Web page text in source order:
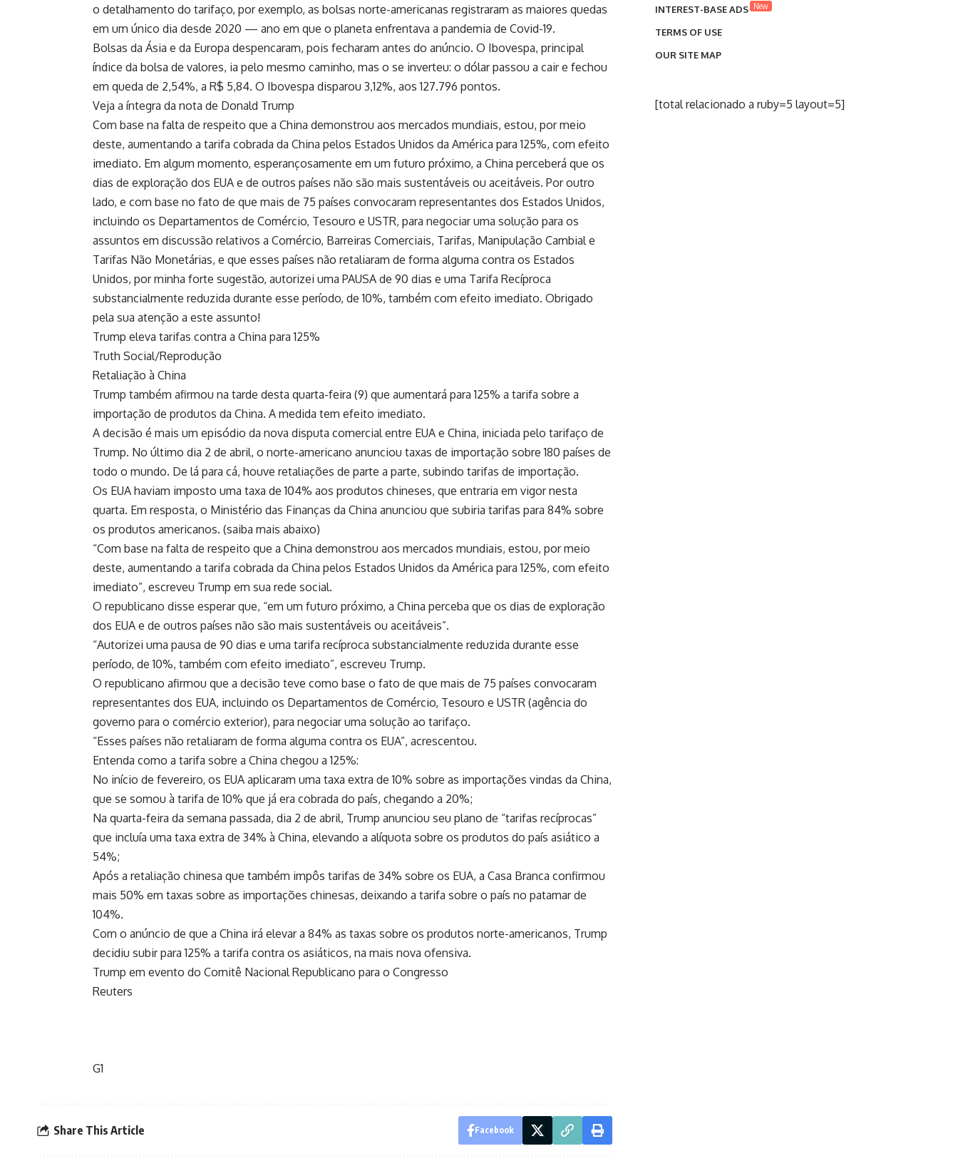
o detalhamento do tarifaço, por exemplo, as bolsas norte-americanas registraram as maiores quedas
em um único dia desde 2020 — ano em que o planeta enfrentava a pandemia de Covid-19.
Bolsas da Ásia e da Europa despencaram, pois fecharam antes do anúncio. O Ibovespa, principal
índice da bolsa de valores, ia pelo mesmo caminho, mas o se inverteu: o dólar passou a cair e fechou
em queda de 2,54%, a R$ 5,84. O Ibovespa disparou 3,12%, aos 127.796 pontos.
Veja a íntegra da nota de Donald Trump
Com base na falta de respeito que a China demonstrou aos mercados mundiais, estou, por meio
deste, aumentando a tarifa cobrada da China pelos Estados Unidos da América para 125%, com efeito
imediato. Em algum momento, esperançosamente em um futuro próximo, a China perceberá que os
dias de exploração dos EUA e de outros países não são mais sustentáveis ou aceitáveis. Por outro
lado, e com base no fato de que mais de 75 países convocaram representantes dos Estados Unidos,
incluindo os Departamentos de Comércio, Tesouro e USTR, para negociar uma solução para os
assuntos em discussão relativos a Comércio, Barreiras Comerciais, Tarifas, Manipulação Cambial e
Tarifas Não Monetárias, e que esses países não retaliaram de forma alguma contra os Estados
Unidos, por minha forte sugestão, autorizei uma PAUSA de 90 dias e uma Tarifa Recíproca
substancialmente reduzida durante esse período, de 10%, também com efeito imediato. Obrigado
pela sua atenção a este assunto!
Trump eleva tarifas contra a China para 125%
Truth Social/Reprodução
Retaliação à China
Trump também afirmou na tarde desta quarta-feira (9) que aumentará para 125% a tarifa sobre a
importação de produtos da China. A medida tem efeito imediato.
A decisão é mais um episódio da nova disputa comercial entre EUA e China, iniciada pelo tarifaço de
Trump. No último dia 2 de abril, o norte-americano anunciou taxas de importação sobre 180 países de
todo o mundo. De lá para cá, houve retaliações de parte a parte, subindo tarifas de importação.
Os EUA haviam imposto uma taxa de 104% aos produtos chineses, que entraria em vigor nesta
quarta. Em resposta, o Ministério das Finanças da China anunciou que subiria tarifas para 84% sobre
os produtos americanos. (saiba mais abaixo)
“Com base na falta de respeito que a China demonstrou aos mercados mundiais, estou, por meio
deste, aumentando a tarifa cobrada da China pelos Estados Unidos da América para 125%, com efeito
imediato”, escreveu Trump em sua rede social.
O republicano disse esperar que, “em um futuro próximo, a China perceba que os dias de exploração
dos EUA e de outros países não são mais sustentáveis ou aceitáveis”.
“Autorizei uma pausa de 90 dias e uma tarifa recíproca substancialmente reduzida durante esse
período, de 10%, também com efeito imediato”, escreveu Trump.
O republicano afirmou que a decisão teve como base o fato de que mais de 75 países convocaram
representantes dos EUA, incluindo os Departamentos de Comércio, Tesouro e USTR (agência do
governo para o comércio exterior), para negociar uma solução ao tarifaço.
“Esses países não retaliaram de forma alguma contra os EUA”, acrescentou.
Entenda como a tarifa sobre a China chegou a 125%:
No início de fevereiro, os EUA aplicaram uma taxa extra de 10% sobre as importações vindas da China,
que se somou à tarifa de 10% que já era cobrada do país, chegando a 20%;
Na quarta-feira da semana passada, dia 2 de abril, Trump anunciou seu plano de “tarifas recíprocas”
que incluía uma taxa extra de 34% à China, elevando a alíquota sobre os produtos do país asiático a
54%;
Após a retaliação chinesa que também impôs tarifas de 34% sobre os EUA, a Casa Branca confirmou
mais 50% em taxas sobre as importações chinesas, deixando a tarifa sobre o país no patamar de
104%.
Com o anúncio de que a China irá elevar a 84% as taxas sobre os produtos norte-americanos, Trump
decidiu subir para 125% a tarifa contra os asiáticos, na mais nova ofensiva.
Trump em evento do Comitê Nacional Republicano para o Congresso
Reuters
G1
Share This Article Facebook
INTEREST-BASE ADS New
TERMS OF USE
OUR SITE MAP
[total relacionado a ruby=5 layout=5]